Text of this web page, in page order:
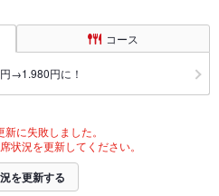
コース
→1.980円に！
に失敗しました。
状況を更新してください。
を更新する